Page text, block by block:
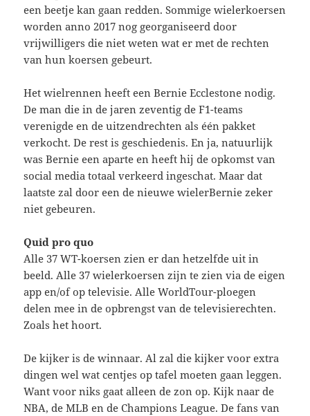
een beetje kan gaan redden. Sommige wielerkoersen
worden anno 2017 nog georganiseerd door
vrijwilligers die niet weten wat er met de rechten
van hun koersen gebeurt.
Het wielrennen heeft een Bernie Ecclestone nodig.
De man die in de jaren zeventig de F1-teams
verenigde en de uitzendrechten als één pakket
verkocht. De rest is geschiedenis. En ja, natuurlijk
was Bernie een aparte en heeft hij de opkomst van
social media totaal verkeerd ingeschat. Maar dat
laatste zal door een de nieuwe wielerBernie zeker
niet gebeuren.
Quid pro quo
Alle 37 WT-koersen zien er dan hetzelfde uit in
beeld. Alle 37 wielerkoersen zijn te zien via de eigen
app en/of op televisie. Alle WorldTour-ploegen
delen mee in de opbrengst van de televisierechten.
Zoals het hoort.
De kijker is de winnaar. Al zal die kijker voor extra
dingen wel wat centjes op tafel moeten gaan leggen.
Want voor niks gaat alleen de zon op. Kijk naar de
NBA, de MLB en de Champions League. De fans van